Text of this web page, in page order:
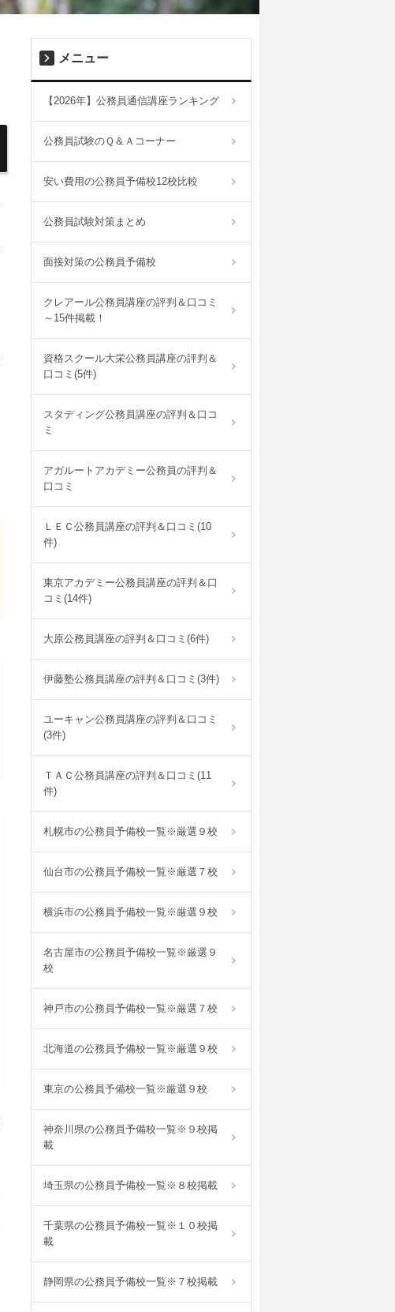
メニュー
【2026年】公務員通信講座ランキング
公務員試験のＱ＆Ａコーナー
安い費用の公務員予備校12校比較
公務員試験対策まとめ
面接対策の公務員予備校
クレアール公務員講座の評判＆口コミ
～15件掲載！
資格スクール大栄公務員講座の評判＆
口コミ(5件)
スタディング公務員講座の評判＆口コ
ミ
アガルートアカデミー公務員の評判＆
口コミ
ＬＥＣ公務員講座の評判＆口コミ(10
件)
東京アカデミー公務員講座の評判＆口
コミ(14件)
大原公務員講座の評判＆口コミ(6件)
伊藤塾公務員講座の評判＆口コミ(3件)
ユーキャン公務員講座の評判＆口コミ
(3件)
ＴＡＣ公務員講座の評判＆口コミ(11
件)
札幌市の公務員予備校一覧※厳選９校
仙台市の公務員予備校一覧※厳選７校
横浜市の公務員予備校一覧※厳選９校
名古屋市の公務員予備校一覧※厳選９
校
神戸市の公務員予備校一覧※厳選７校
北海道の公務員予備校一覧※厳選９校
東京の公務員予備校一覧※厳選９校
神奈川県の公務員予備校一覧※９校掲
載
埼玉県の公務員予備校一覧※８校掲載
千葉県の公務員予備校一覧※１０校掲
載
静岡県の公務員予備校一覧※７校掲載